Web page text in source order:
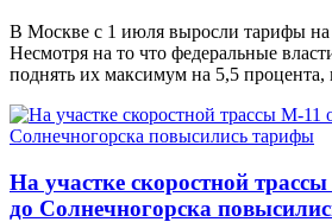
В Москве с 1 июля выросли тарифы на
Несмотря на то что федеральные
поднять их максимум на 5,5 процента,
На участке скоростной
до Солнечногорска